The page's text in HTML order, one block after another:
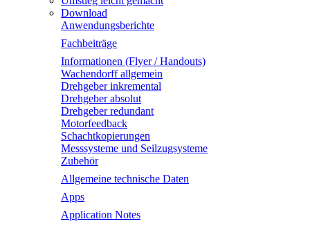
Download
Anwendungsberichte
Fachbeiträge
Informationen (Flyer / Handouts)
Wachendorff allgemein
Drehgeber inkremental
Drehgeber absolut
Drehgeber redundant
Motorfeedback
Schachtkopierungen
Messsysteme und Seilzugsysteme
Zubehör
Allgemeine technische Daten
Apps
Application Notes